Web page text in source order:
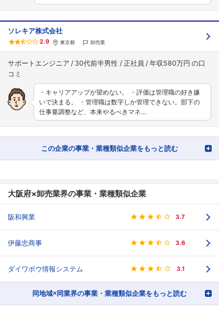
ソレキア株式会社
2.9 東京都 卸売業
サポートエンジニア 30代前半男性 正社員 年収580万円
・キャリアアップが望めない。 ・評価は管理職の好き嫌
いで決まる。 ・管理職は数字しか管理できない。部下の
仕事量調整など、本来やるべきマネ…
この企業の事業・業種類似企業をもっと読む
大阪府×卸売業界の事業・業種類似企業
阪和興業 3.7
伊藤忠商事 3.6
ダイワボウ情報システム 3.1
同地域×同業界の事業・業種類似企業をもっと読む